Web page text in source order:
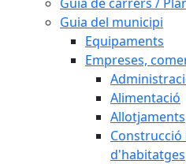
Guia del municipi
Equipaments
Empreses,
Alimentació
Allotjaments
d'habitatges